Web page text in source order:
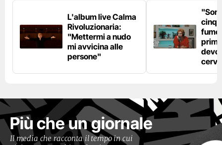
L'album live Calma
Rivoluzionaria:
"Mettermi a nudo
mi avvicina alle
persone"
fumo
devo
Più che un giornale
Il media che racconta il tempo in cui